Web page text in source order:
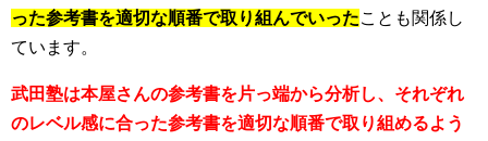
った参考書を適切な順番で取り組んでいったことも関係し
ています。
武田塾は本屋さんの参考書を片っ端から分析し、それぞれ
のレベル感に合った参考書を適切な順番で取り組めるよう